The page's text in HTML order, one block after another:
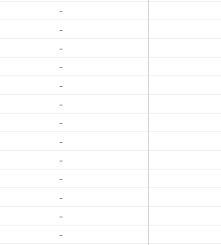
-
-
-
-
-
-
-
-
-
-
-
-
-